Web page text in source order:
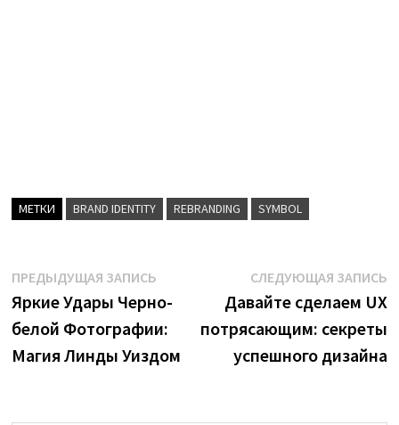
МЕТКИ BRAND IDENTITY REBRANDING SYMBOL
Навигация
по
записям
ПРЕДЫДУЩАЯ ЗАПИСЬ
запись:
Яркие Удары Черно-
белой Фотографии:
Магия Линды Уиздом
СЛЕДУЮЩАЯ ЗАПИСЬ
Давайте сделаем UX
потрясающим: секреты
успешного дизайна